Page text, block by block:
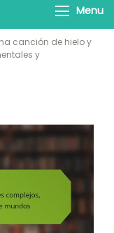
Menu
canción de hielo y
y